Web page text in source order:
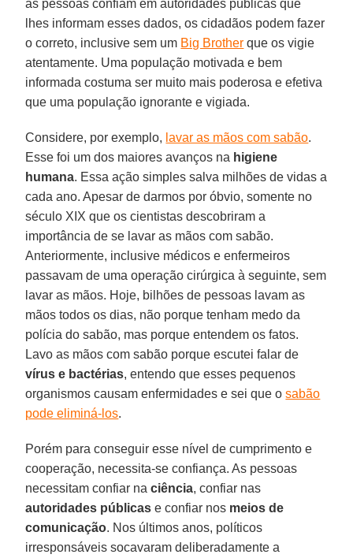
as pessoas confiam em autoridades públicas que
lhes informam esses dados, os cidadãos podem fazer
o correto, inclusive sem um Big Brother que os vigie
atentamente. Uma população motivada e bem
informada costuma ser muito mais poderosa e efetiva
que uma população ignorante e vigiada.
Considere, por exemplo, lavar as mãos com sabão.
Esse foi um dos maiores avanços na higiene
humana. Essa ação simples salva milhões de vidas a
cada ano. Apesar de darmos por óbvio, somente no
século XIX que os cientistas descobriram a
importância de se lavar as mãos com sabão.
Anteriormente, inclusive médicos e enfermeiros
passavam de uma operação cirúrgica à seguinte, sem
lavar as mãos. Hoje, bilhões de pessoas lavam as
mãos todos os dias, não porque tenham medo da
polícia do sabão, mas porque entendem os fatos.
Lavo as mãos com sabão porque escutei falar de
vírus e bactérias, entendo que esses pequenos
organismos causam enfermidades e sei que osabão
pode eliminá-los.
Porém para conseguir esse nível de cumprimento e
cooperação, necessita-se confiança. As pessoas
necessitam confiar naciência, confiar nas
autoridades públicas e confiar nos meios de
comunicação. Nos últimos anos, políticos
irresponsáveis socavaram deliberadamente a